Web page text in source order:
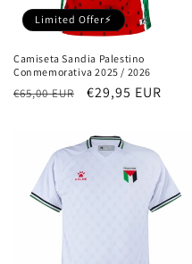
Limited Offer⚡
Camiseta Sandia Palestino
Conmemorativa 2025 / 2026
Precio
€65,00 EUR
Precio
oferta
€29,95 EUR